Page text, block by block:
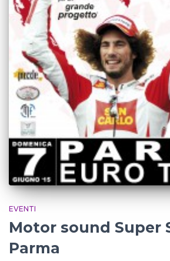
EVENTI
Motor sound Super
Parma